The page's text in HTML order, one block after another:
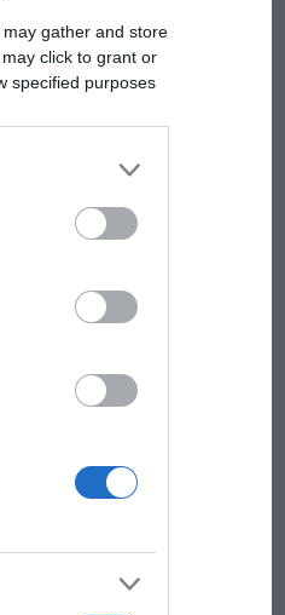
gather and store
click to grant or
specified purposes